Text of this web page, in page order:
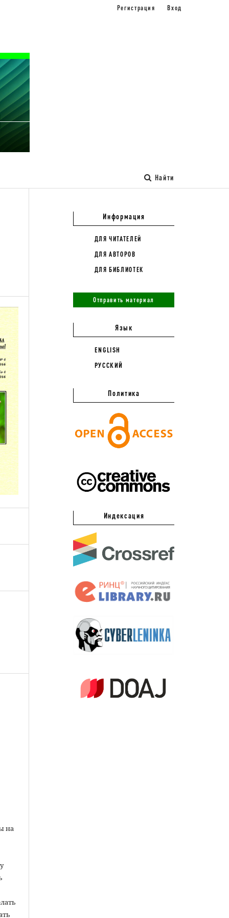
Найти
Регистрация Вход
на
Информация
ДЛЯ ЧИТАТЕЛЕЙ
ДЛЯ АВТОРОВ
ДЛЯ БИБЛИОТЕК
Отправить материал
Язык
ENGLISH
РУССКИЙ
Политика
Индексация